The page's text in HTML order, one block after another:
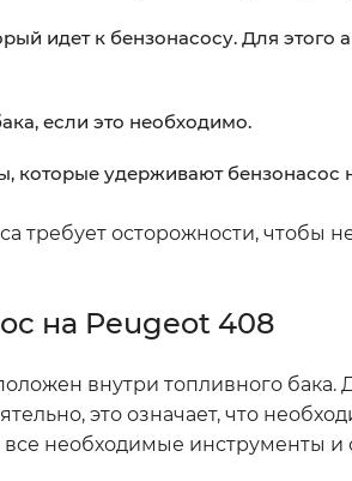
идет к бензонасосу. Для
если это необходимо.
которые удерживают бензонасос
требует осторожности, чтобы
на Peugeot 408
внутри топливного
это означает, что
необходимые инструменты и